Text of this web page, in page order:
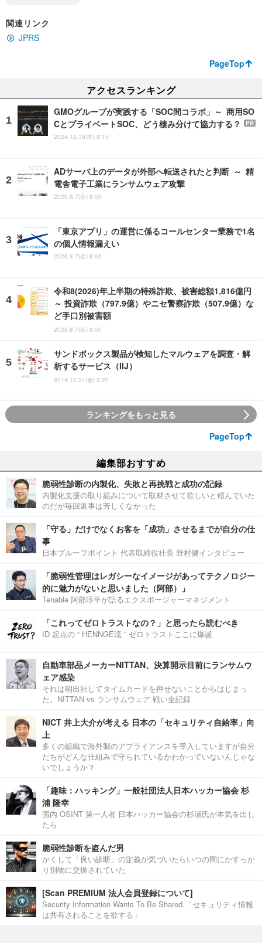
関連リンク
JPRS
PageTop
アクセスランキング
GMOグループが実践する「SOC間コラボ」～ 商用SO
CとプライベートSOC、どう棲み分けて協力する？
PR
2024.12.19(木) 8:15
ADサーバ上のデータが外部へ転送されたと判断 ～ 精
電舎電子工業にランサムウェア攻撃
2026.8.7(金) 8:05
「東京アプリ」の運営に係るコールセンター業務で1名
の個人情報漏えい
2026.8.7(金) 8:05
令和8(2026)年上半期の特殊詐欺、被害総額1,816億円
～ 投資詐欺（797.9億）やニセ警察詐欺（507.9億）な
ど手口別被害額
2026.8.7(金) 8:00
サンドボックス製品が検知したマルウェアを調査・解
析するサービス（IIJ）
2014.10.31(金) 9:27
ランキングをもっと見る
PageTop
編集部おすすめ
脆弱性診断の内製化、失敗と再挑戦と成功の記録
内製化支援の取り組みについて取材させて欲しいと頼んでいた
のだが毎回返事は芳しくなかった
「守る」だけでなくお客を「成功」させるまでが自分の仕
事
日本プルーフポイント 代表取締役社長 野村健インタビュー
「脆弱性管理はレガシーなイメージがあってテクノロジー
的に魅力がないと思いました（阿部）」
Tenable 阿部淳平が語るエクスポージャーマネジメント
「これってゼロトラストなの？」と思ったら読むべき
ID 起点の “ HENNGE流 ” ゼロトラストここに爆誕
自動車部品メーカーNITTAN、決算開示目前にランサムウ
ェア感染
それは朝出社してタイムカードを押せないことからはじまっ
た。NITTAN vs ランサムウェア 戦い全記録
NICT 井上大介が考える 日本の「セキュリティ自給率」向
上
多くの組織で海外製のアプライアンスを導入していますが自分
たちがどんな仕組みで守られているかわかっていないんじゃな
いでしょうか？
「趣味：ハッキング」一般社団法人日本ハッカー協会 杉
浦 隆幸
国内 OSINT 第一人者 日本ハッカー協会の杉浦氏が本気を出し
たら
脆弱性診断を盗んだ男
かくして「良い診断」の定義が気づいたらいつの間にかすっか
り別物に交換されていた
[Scan PREMIUM 法人会員登録について]
Security Information Wants To Be Shared.「セキュリティ情報
は共有されることを欲する」